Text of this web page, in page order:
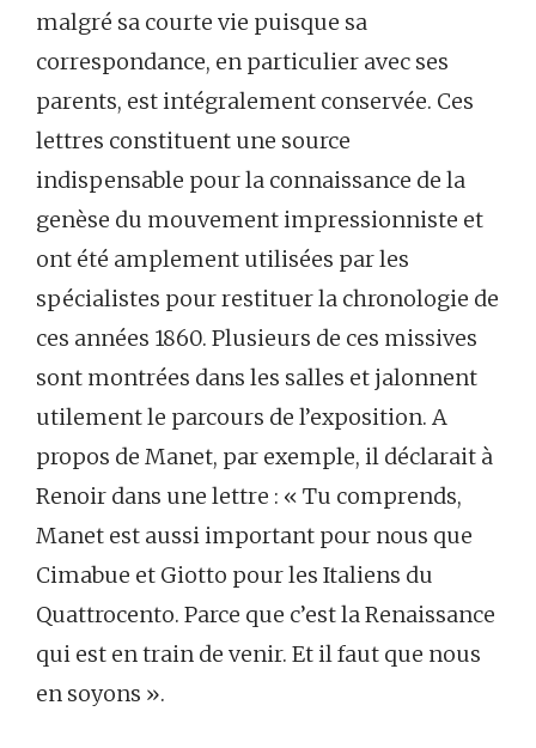
malgré sa courte vie puisque sa
correspondance, en particulier avec ses
parents, est intégralement conservée. Ces
lettres constituent une source
indispensable pour la connaissance de la
genèse du mouvement impressionniste et
ont été amplement utilisées par les
spécialistes pour restituer la chronologie de
ces années 1860. Plusieurs de ces missives
sont montrées dans les salles et jalonnent
utilement le parcours de l’exposition. A
propos de Manet, par exemple, il déclarait à
Renoir dans une lettre : « Tu comprends,
Manet est aussi important pour nous que
Cimabue et Giotto pour les Italiens du
Quattrocento. Parce que c’est la Renaissance
qui est en train de venir. Et il faut que nous
en soyons ».